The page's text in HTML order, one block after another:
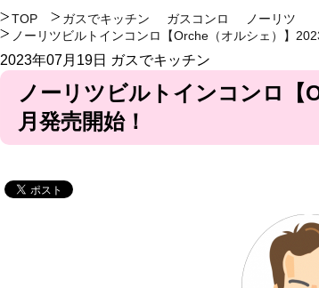
TOP ガスでキッチン ガスコンロ
ノーリツ
ノーリツビルトインコンロ【Orche（オルシェ）】
2023年07月19日 ガスでキッチン
ノーリツビルトインコンロ【
月発売開始！